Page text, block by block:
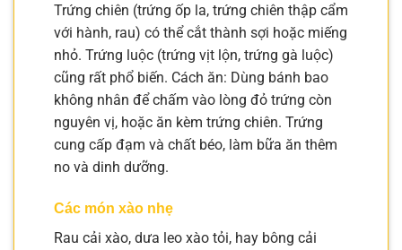
Trứng chiên (trứng ốp la, trứng chiên thập cẩm
với hành, rau) có thể cắt thành sợi hoặc miếng
nhỏ. Trứng luộc (trứng vịt lộn, trứng gà luộc)
cũng rất phổ biến. Cách ăn: Dùng bánh bao
không nhân để chấm vào lòng đỏ trứng còn
nguyên vị, hoặc ăn kèm trứng chiên. Trứng
cung cấp đạm và chất béo, làm bữa ăn thêm
no và dinh dưỡng.
Các món xào nhẹ
Rau cải xào, dưa leo xào tỏi, hay bông cải